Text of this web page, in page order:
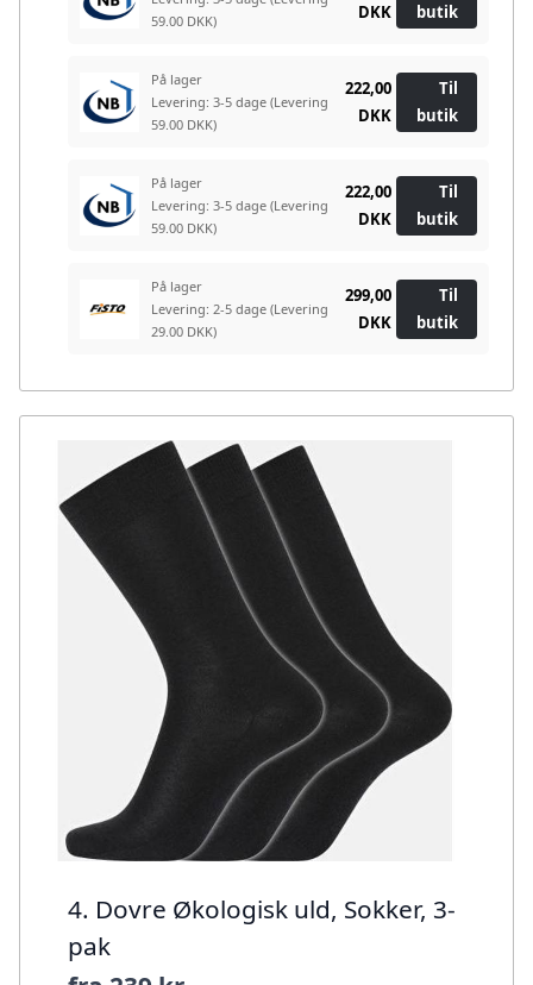
59.00 DKK)
DKK butik
På lager
Levering: 3-5 dage (Levering
59.00 DKK)
222,00
DKK
Til
butik
På lager
Levering: 3-5 dage (Levering
59.00 DKK)
222,00
DKK
Til
butik
På lager
Levering: 2-5 dage (Levering
29.00 DKK)
299,00
DKK
Til
butik
4. Dovre Økologisk uld, Sokker, 3-
pak